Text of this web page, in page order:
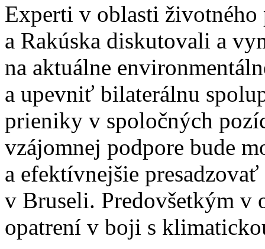
Experti v oblasti životného
a Rakúska diskutovali a
na aktuálne
a upevniť bilaterálnu
prieniky v spoločných
vzájomnej podpore bude
a efektívnejšie
v Bruseli. Predovšetkým v
opatrení v boji s